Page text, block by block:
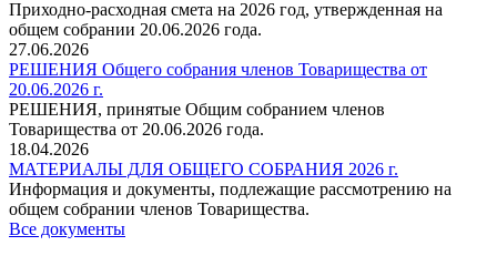
Приходно-расходная смета на 2026 год, утвержденная на
общем собрании 20.06.2026 года.
27.06.2026
РЕШЕНИЯ Общего собрания членов Товарищества от
20.06.2026 г.
РЕШЕНИЯ, принятые Общим собранием членов
Товарищества от 20.06.2026 года.
18.04.2026
МАТЕРИАЛЫ ДЛЯ ОБЩЕГО СОБРАНИЯ 2026 г.
Информация и документы, подлежащие рассмотрению на
общем собрании членов Товарищества.
Все документы